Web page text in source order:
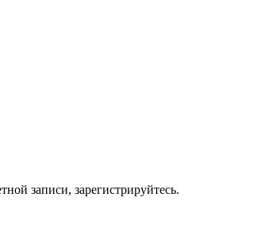
записи, зарегистрируйтесь.